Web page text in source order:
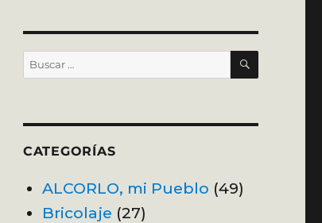
Buscar
por:
BUSCAR
CATEGORÍAS
ALCORLO, mi Pueblo (49)
Bricolaje (27)